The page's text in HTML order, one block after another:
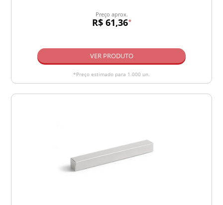
Preço aprox.
R$ 61,36*
VER PRODUTO
*Preço estimado para 1.000 un.